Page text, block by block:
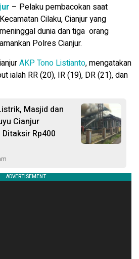
– Pelaku pembacokan saat
Cilaku, Cianjur yang
dunia dan tiga orang
Polres Cianjur.
AKP Tono Listianto, mengatakan
ialah RR (20), IR (19), DR (21), dan
Masjid dan
Cianjur
Rp400